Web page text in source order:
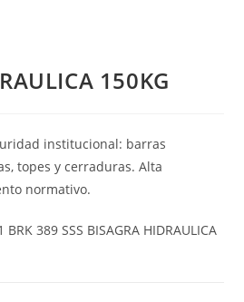
150KG
institucional: barras
topes y cerraduras. Alta
normativo.
389 SSS BISAGRA HIDRAULICA